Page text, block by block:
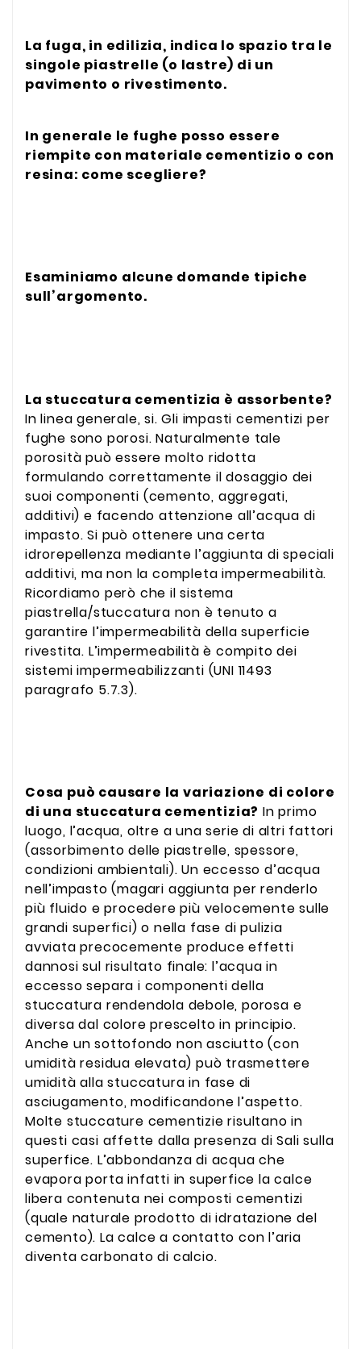
La fuga, in edilizia, indica lo spazio tra le
singole piastrelle (o lastre) di un
pavimento o rivestimento.
In generale le fughe posso essere
riempite con materiale cementizio o con
resina: come scegliere?
Esaminiamo alcune domande tipiche
sull’argomento.
La stuccatura cementizia è assorbente?
In linea generale, si. Gli impasti cementizi per
fughe sono porosi. Naturalmente tale
porosità può essere molto ridotta
formulando correttamente il dosaggio dei
suoi componenti (cemento, aggregati,
additivi) e facendo attenzione all’acqua di
impasto. Si può ottenere una certa
idrorepellenza mediante l’aggiunta di speciali
additivi, ma non la completa impermeabilità.
Ricordiamo però che il sistema
piastrella/stuccatura non è tenuto a
garantire l’impermeabilità della superficie
rivestita. L’impermeabilità è compito dei
sistemi impermeabilizzanti (UNI 11493
paragrafo 5.7.3).
Cosa può causare la variazione di colore
di una stuccatura cementizia? In primo
luogo, l’acqua, oltre a una serie di altri fattori
(assorbimento delle piastrelle, spessore,
condizioni ambientali). Un eccesso d’acqua
nell’impasto (magari aggiunta per renderlo
più fluido e procedere più velocemente sulle
grandi superfici) o nella fase di pulizia
avviata precocemente produce effetti
dannosi sul risultato finale: l’acqua in
eccesso separa i componenti della
stuccatura rendendola debole, porosa e
diversa dal colore prescelto in principio.
Anche un sottofondo non asciutto (con
umidità residua elevata) può trasmettere
umidità alla stuccatura in fase di
asciugamento, modificandone l’aspetto.
Molte stuccature cementizie risultano in
questi casi affette dalla presenza di Sali sulla
superfice. L’abbondanza di acqua che
evapora porta infatti in superfice la calce
libera contenuta nei composti cementizi
(quale naturale prodotto di idratazione del
cemento). La calce a contatto con l’aria
diventa carbonato di calcio.